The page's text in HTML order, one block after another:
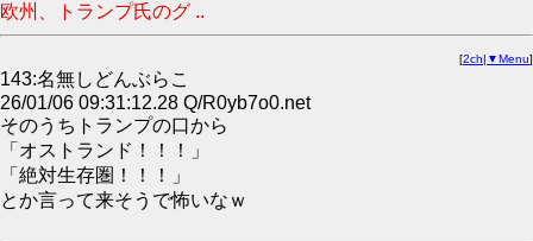
欧州、トランプ氏のグ ..
[2ch| ▼Menu]
143:名無しどんぶらこ
26/01/06 09:31:12.28 Q/R0yb7o0.net
そのうちトランプの口から
「オストランド！！！」
「絶対生存圏！！！」
とか言って来そうで怖いなｗ